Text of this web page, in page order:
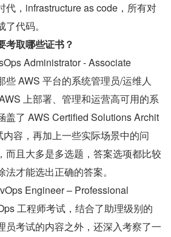
代，infrastructure as code，所有对
代码。
考取哪些证书？
Administrator - Associate
些 AWS 平台的系统管理员/运维人
上部署、管理和运营高可用的系
盖了 AWS Certified Solutions Archit
容，再加上一些实际场景中的问
而且大多是多选题，答案选项都比较
才能选出正确的答案。
Engineer – Professional
工程师考试，结合了助理级别的
员考试的内容之外，还深入考察了一